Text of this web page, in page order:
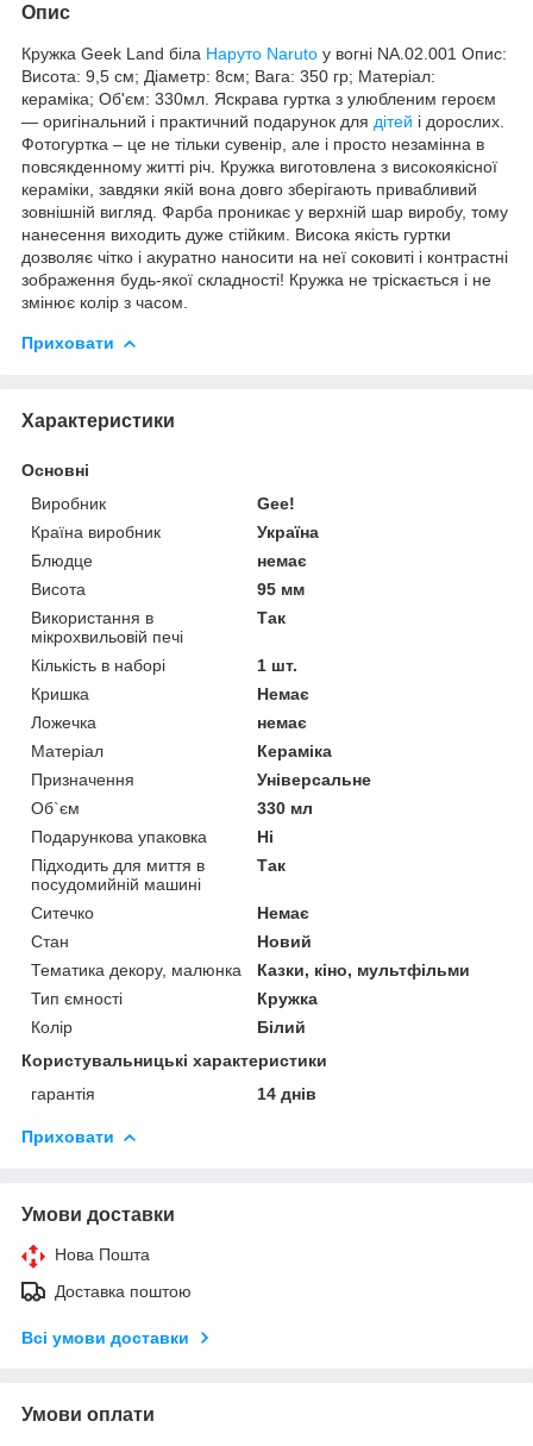
Опис
Кружка Geek Land біла Наруто Naruto у вогні NA.02.001 Опис:
Висота: 9,5 см; Діаметр: 8см; Вага: 350 гр; Матеріал:
кераміка; Об'єм: 330мл. Яскрава гуртка з улюбленим героєм
― оригінальний і практичний подарунок для дітей і дорослих.
Фотогуртка – це не тільки сувенір, але і просто незамінна в
повсякденному житті річ. Кружка виготовлена з високоякісної
кераміки, завдяки якій вона довго зберігають привабливий
зовнішній вигляд. Фарба проникає у верхній шар виробу, тому
нанесення виходить дуже стійким. Висока якість гуртки
дозволяє чітко і акуратно наносити на неї соковиті і контрастні
зображення будь-якої складності! Кружка не тріскається і не
змінює колір з часом.
Приховати
Характеристики
Основні
Виробник
Gee!
Країна виробник
Україна
Блюдце
немає
Висота
95 мм
Використання в
мікрохвильовій печі
Так
Кількість в наборі
1 шт.
Кришка
Немає
Ложечка
немає
Матеріал
Кераміка
Призначення
Універсальне
Об`єм
330 мл
Подарункова упаковка
Ні
Підходить для миття в
посудомийній машині
Так
Ситечко
Немає
Стан
Новий
Тематика декору, малюнка
Казки, кіно, мультфільми
Тип ємності
Кружка
Колір
Білий
Користувальницькі характеристики
гарантія
14 днів
Приховати
Умови доставки
Нова Пошта
Доставка поштою
Всі умови доставки
Умови оплати